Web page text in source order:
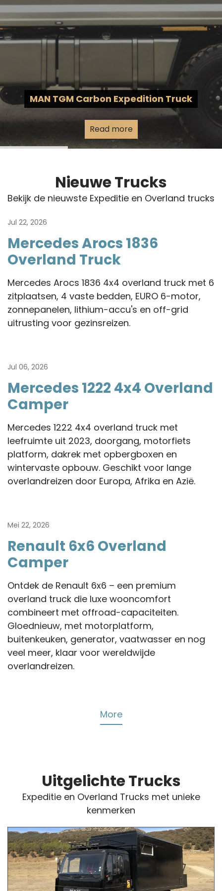
MAN TGM Carbon Expedition Truck
Read more
Nieuwe Trucks
Bekijk de nieuwste Expeditie en Overland trucks
Jul 22, 2026
Mercedes Arocs 1836
Overland Truck
Mercedes Arocs 1836 4x4 overland truck met 6
zitplaatsen, 4 vaste bedden, EURO 6-motor,
zonnepanelen, lithium-accu's en off-grid
uitrusting voor gezinsreizen.
Jul 06, 2026
Mercedes 1222 4x4 Overland
Camper
Mercedes 1222 4x4 overland truck met
leefruimte uit 2023, doorgang, motorfiets
platform, dakrek met opbergboxen en
wintervaste opbouw. Geschikt voor lange
overlandreizen door Europa, Afrika en Azië.
Mei 22, 2026
Renault 6x6 Overland
Camper
Ontdek de Renault 6x6 – een premium
overland truck die luxe wooncomfort
combineert met offroad-capaciteiten.
Gloednieuw, met motorplatform,
buitenkeuken, generator, vaatwasser en nog
veel meer, klaar voor wereldwijde
overlandreizen.
More
Uitgelichte Trucks
Expeditie en Overland Trucks met unieke
kenmerken